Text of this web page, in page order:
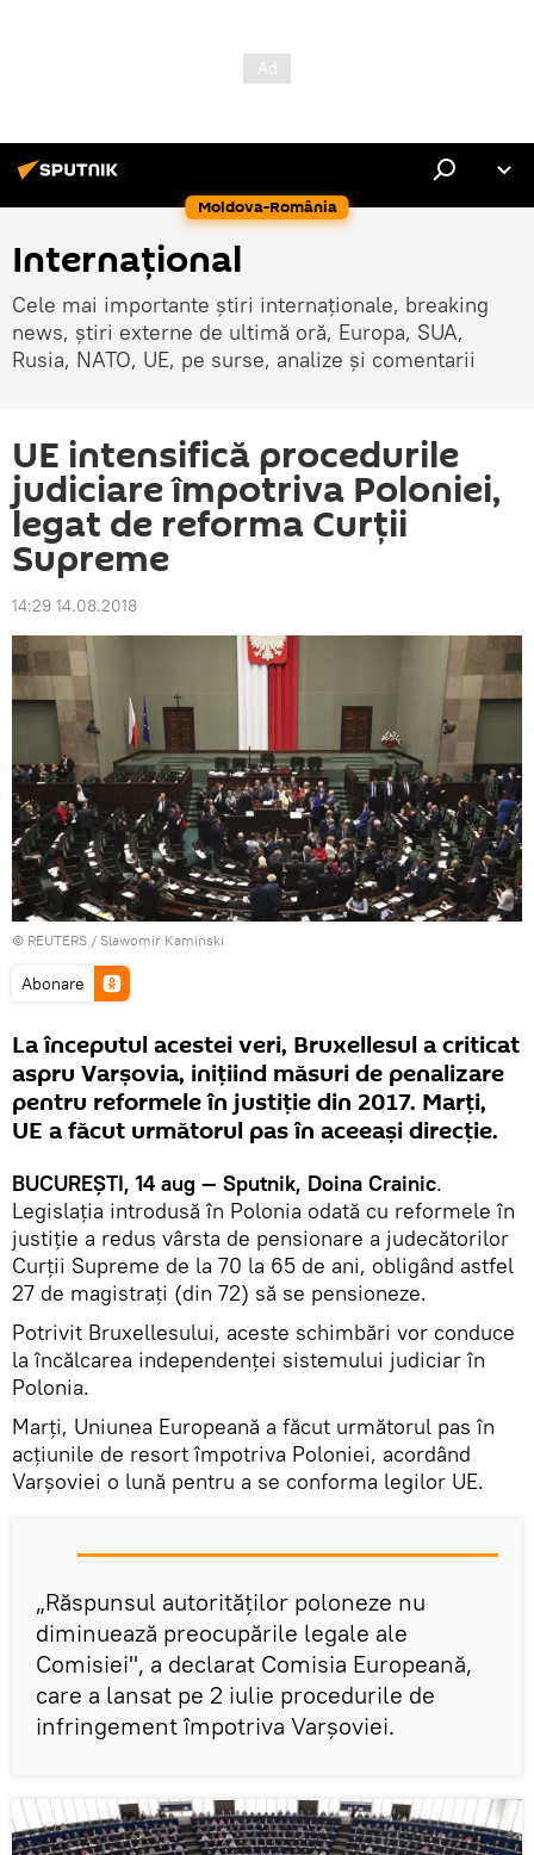
Moldova-România
Internaţional
Cele mai importante știri internaționale, breaking
news, știri externe de ultimă oră, Europa, SUA,
Rusia, NATO, UE, pe surse, analize și comentarii
UE intensifică procedurile
judiciare împotriva Poloniei,
legat de reforma Curții
Supreme
14:29 14.08.2018
© REUTERS / Slawomir Kaminski
Abonare
La începutul acestei veri, Bruxellesul a criticat
aspru Varșovia, inițiind măsuri de penalizare
pentru reformele în justiţie din 2017. Marţi,
UE a făcut următorul pas în aceeași direcție.
BUCUREŞTI, 14 aug — Sputnik, Doina Crainic.
Legislația introdusă în Polonia odată cu reformele în
justiţie a redus vârsta de pensionare a judecătorilor
Curții Supreme de la 70 la 65 de ani, obligând astfel
27 de magistrați (din 72) să se pensioneze.
Potrivit Bruxellesului, aceste schimbări vor conduce
la încălcarea independenței sistemului judiciar în
Polonia.
Marți, Uniunea Europeană a făcut următorul pas în
acțiunile de resort împotriva Poloniei, acordând
Varșoviei o lună pentru a se conforma legilor UE.
„Răspunsul autorităților poloneze nu
diminuează preocupările legale ale
Comisiei", a declarat Comisia Europeană,
care a lansat pe 2 iulie procedurile de
infringement împotriva Varșoviei.